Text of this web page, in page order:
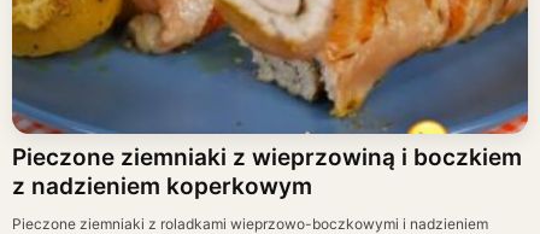
Pieczone ziemniaki z wieprzowiną i boczkiem
z nadzieniem koperkowym
Pieczone ziemniaki z roladkami wieprzowo-boczkowymi i nadzieniem